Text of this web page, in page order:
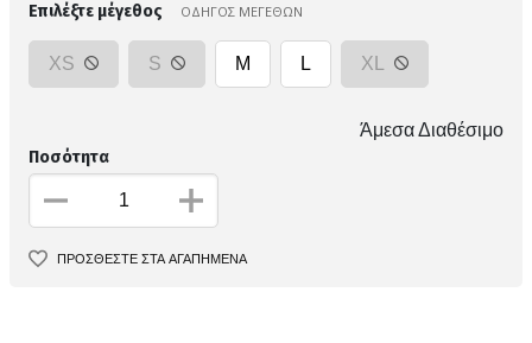
Επιλέξτε μέγεθος ΟΔΗΓΟΣ ΜΕΓΕΘΩΝ
XS S M L XL
Άμεσα Διαθέσιμο
Ποσότητα
ΠΡΟΣΘΕΣΤΕ ΣΤΑ ΑΓΑΠΗΜΕΝΑ